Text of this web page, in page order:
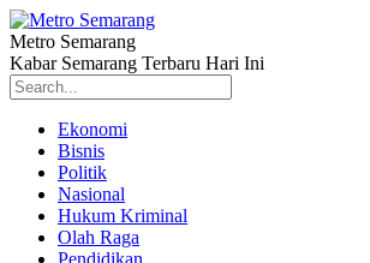
Metro Semarang
Kabar Semarang Terbaru Hari Ini
Ekonomi
Bisnis
Politik
Nasional
Hukum Kriminal
Olah Raga
Pendidikan